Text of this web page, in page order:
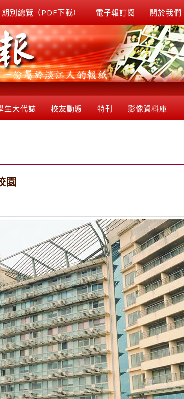
期別總覽（PDF下載） 電子報訂閱 關於我們
生大代誌 校友動態 特刊 影像資料庫
園